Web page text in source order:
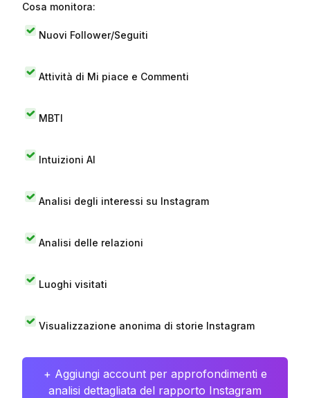
Cosa monitora:
Nuovi Follower/Seguiti
Attività di Mi piace e Commenti
MBTI
Intuizioni AI
Analisi degli interessi su Instagram
Analisi delle relazioni
Luoghi visitati
Visualizzazione anonima di storie Instagram
+ Aggiungi account per approfondimenti e
analisi dettagliata del rapporto Instagram